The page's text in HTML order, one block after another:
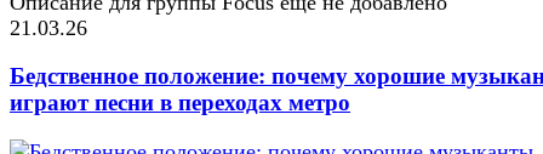
21.03.26
Бедственное положение: почему хорошие
играют песни в переходах метро